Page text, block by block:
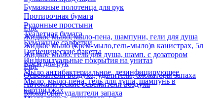
Бумажные полотенца для рук
Протирочная бумага
Рулонные простыни
Туалетная бумага
Бумажные салфетки
Гигиенические пакеты
Индивидуальные покрытия на унитаз
Еще
Жидкое мыло, мыло-пена, шампуни, гели для душа
Жидкое мыло (крем-мыло,гель-мыло)в канистрах, 5л
Жидкое мыло, гель для душа, шамп. с дозатором
Крем для рук
Мыло антибактериальное, дезинфицирующее
Мыло, мыло-пена, гель для душа, шампунь в
картриджах
Еще
Освежители воздуха, удалители, блокаторы запаха
Автоматические освежители воздуха
Блокаторы, удалители запаха